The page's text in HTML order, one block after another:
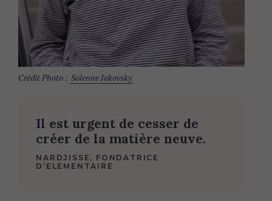
Crédit Photo : Solenne Jakovsky
Il est urgent de cesser de
créer de la matière neuve.
NARDJISSE, FONDATRICE
D’ELEMENTAIRE